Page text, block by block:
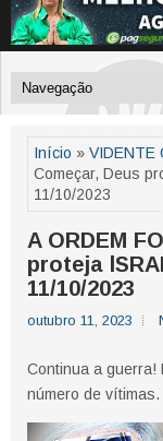
Início » VIDENTE
Começar, Deus
11/10/2023
A ORDEM
proteja
11/10/2023
outubro 11, 2023
Continua a guerra!
número de vítimas.